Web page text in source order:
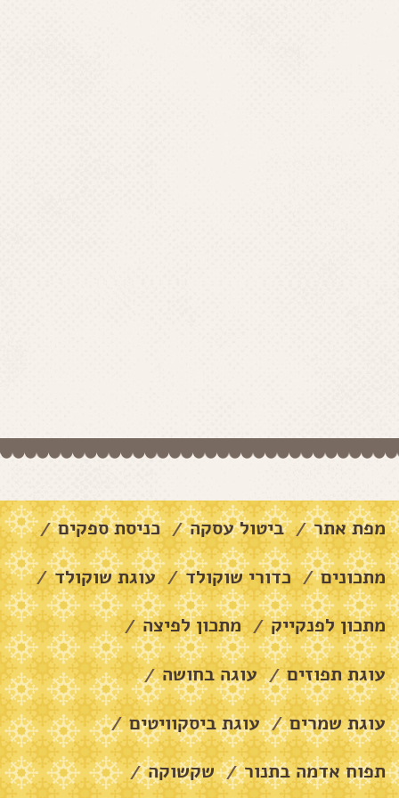
מפת אתר / ביטול עסקה / כניסת ספקים /
מתכונים / כדורי שוקולד / עוגת שוקולד /
מתכון לפנקייק / מתכון לפיצה /
עוגת תפוזים / עוגה בחושה /
עוגת שמרים / עוגת ביסקוויטים /
תפוח אדמה בתנור / שקשוקה /